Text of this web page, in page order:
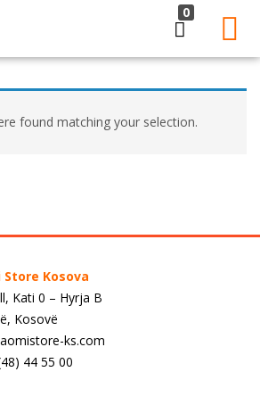
0
found matching your selection.
Store Kosova
Kati 0 – Hyrja B
Kosovë
ks.com
44 55 00